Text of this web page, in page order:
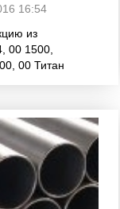
16:54
из
00 1500,
00 Титан